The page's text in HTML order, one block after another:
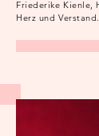
Friederike Kienle,
Herz und Verstand.